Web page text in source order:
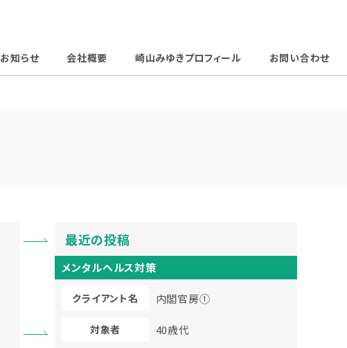
お知らせ 会社概要 崎山みゆきプロフィール お問い合わせ
最近の投稿
メンタルヘルス対策
クライアント名 内閣官房①
対象者 40歳代